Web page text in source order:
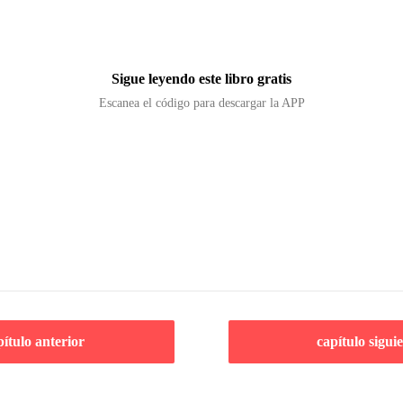
Sigue leyendo este libro gratis
Escanea el código para descargar la APP
anterior capítulo